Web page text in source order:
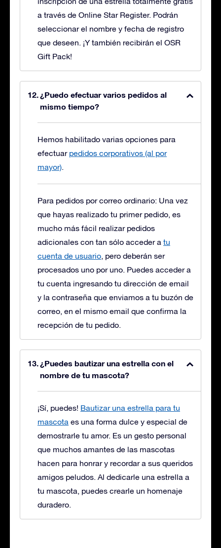
a través de Online Star Register. Podrán
seleccionar el nombre y fecha de registro
que deseen. ¡Y también recibirán el OSR
Gift Pack!
¿Puedo efectuar varios pedidos al
mismo tiempo?
Hemos habilitado varias opciones para
efectuar pedidos corporativos (al por
mayor).
Para pedidos por correo ordinario: Una vez
que hayas realizado tu primer pedido, es
mucho más fácil realizar pedidos
adicionales con tan sólo acceder a tu
cuenta de usuario, pero deberán ser
procesados uno por uno. Puedes acceder a
tu cuenta ingresando tu dirección de email
y la contraseña que enviamos a tu buzón de
correo, en el mismo email que confirma la
recepción de tu pedido.
¿Puedes bautizar una estrella con el
nombre de tu mascota?
¡Sí, puedes! Bautizar una estrella para tu
mascota es una forma dulce y especial de
demostrarle tu amor. Es un gesto personal
que muchos amantes de las mascotas
hacen para honrar y recordar a sus queridos
amigos peludos. Al dedicarle una estrella a
tu mascota, puedes crearle un homenaje
duradero.